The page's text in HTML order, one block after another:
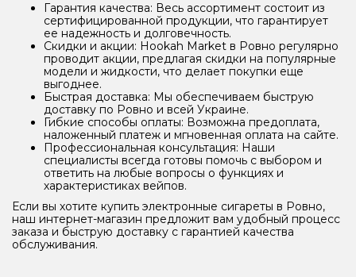
Гарантия качества: Весь ассортимент состоит из
сертифицированной продукции, что гарантирует
ее надежность и долговечность.
Скидки и акции: Hookah Market в Ровно регулярно
проводит акции, предлагая скидки на популярные
модели и жидкости, что делает покупки еще
выгоднее.
Быстрая доставка: Мы обеспечиваем быструю
доставку по Ровно и всей Украине.
Гибкие способы оплаты: Возможна предоплата,
наложенный платеж и мгновенная оплата на сайте.
Профессиональная консультация: Наши
специалисты всегда готовы помочь с выбором и
ответить на любые вопросы о функциях и
характеристиках вейпов.
Если вы хотите купить электронные сигареты в Ровно,
наш интернет-магазин предложит вам удобный процесс
заказа и быструю доставку с гарантией качества
обслуживания.